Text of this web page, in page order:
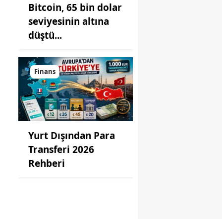
Bitcoin, 65 bin dolar
seviyesinin altına
düştü...
Finans
Yurt Dışından Para
Transferi 2026
Rehberi